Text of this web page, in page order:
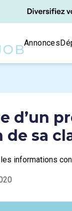
Annonces
d’un
sa
informations